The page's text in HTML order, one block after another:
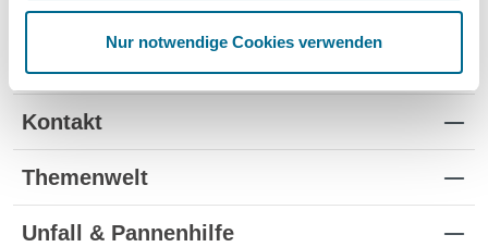
Nur notwendige Cookies verwenden
Standorte
Kontakt
Themenwelt
Unfall & Pannenhilfe